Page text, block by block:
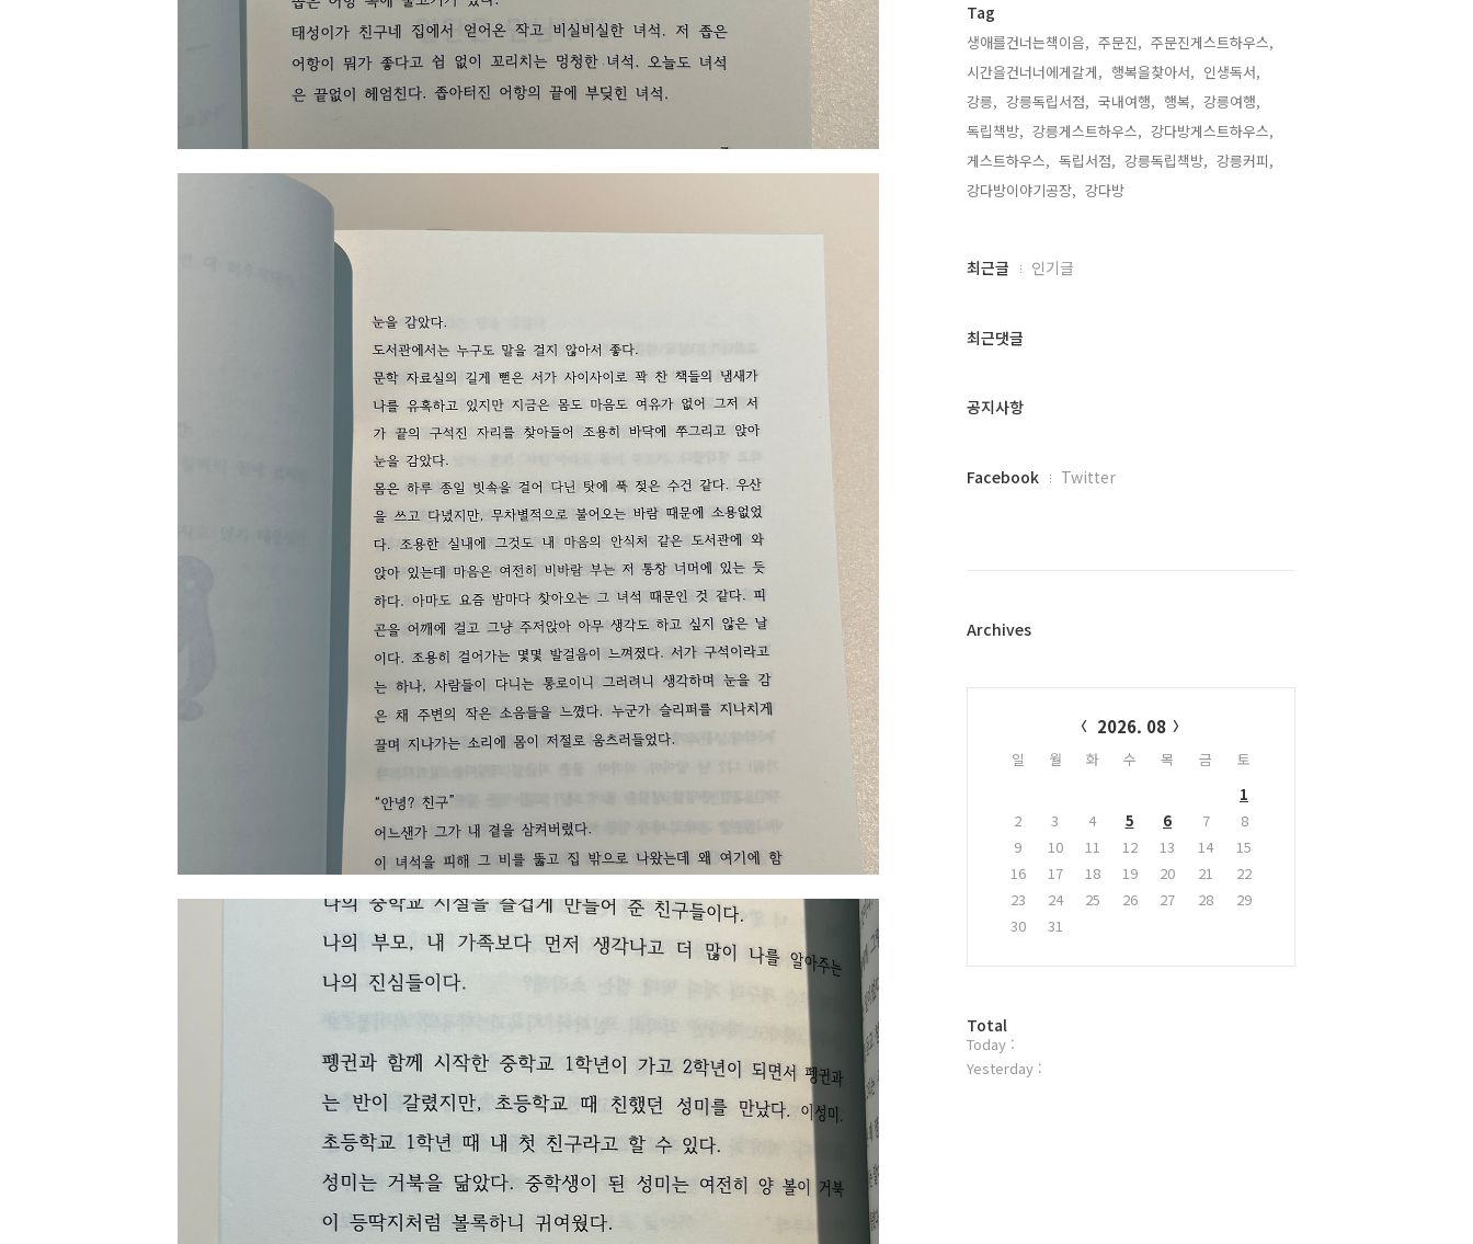
Tag
생애를건너는책이음, 주문진, 주문진게스트하우스,
시간을건너너에게갈게, 행복을찾아서, 인생독서,
강릉, 강릉독립서점, 국내여행, 행복, 강릉여행,
독립책방, 강릉게스트하우스, 강다방게스트하우스,
게스트하우스, 독립서점, 강릉독립책방, 강릉커피,
강다방이야기공장, 강다방,
최
과
글
최근글 인기글
최근댓글
공지사항
페
플
Facebook Twitter
Archives
2026. 08
일 월 화 수 목 금
토
1
2
3 4 5 6 7
8
9
10 11 12 13 14
15
16
17 18 19 20 21
22
23
24 25 26 27 28
29
30
31
방
문
자
Total
Today :
Yesterday :